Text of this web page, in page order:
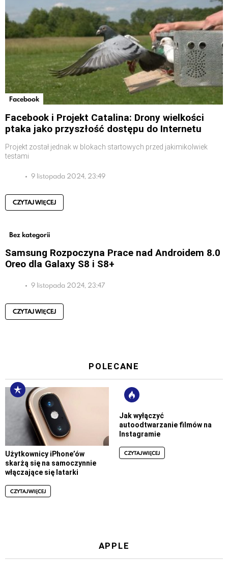
Facebook
Facebook i Projekt Catalina: Drony wielkości
ptaka jako przyszłość dostępu do Internetu
Projekt został jednak w blokach startowych przed jakimikolwiek
testami
9 listopada 2024, 23:49
CZYTAJ WIĘCEJ
Bez kategorii
Samsung Rozpoczyna Prace nad Androidem 8.0
Oreo dla Galaxy S8 i S8+
9 listopada 2024, 23:47
CZYTAJ WIĘCEJ
POLECANE
Użytkownicy iPhone’ów
skarżą się na samoczynnie
włączające się latarki
CZYTAJ WIĘCEJ
Jak wyłączyć
autoodtwarzanie filmów na
Instagramie
CZYTAJ WIĘCEJ
APPLE